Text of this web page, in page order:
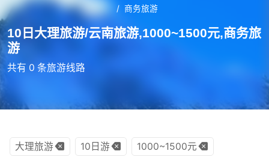
商务旅游
10日大理旅游/云南旅游,1000~1500元,商务旅
游
共有 0 条旅游线路
大理旅游 10日游 1000~1500元